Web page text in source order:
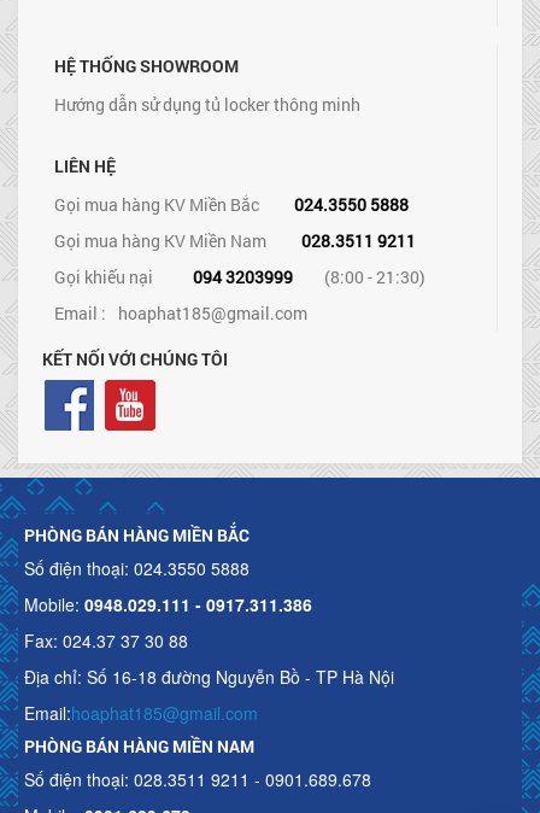
HỆ THỐNG SHOWROOM
Hướng dẫn sử dụng tủ locker thông minh
LIÊN HỆ
Gọi mua hàng KV Miền Bắc
024.3550 5888
Gọi mua hàng KV Miền Nam
028.3511 9211
Gọi khiếu nại
094 3203999
(8:00 - 21:30)
Email : hoaphat185@gmail.com
KẾT NỐI VỚI CHÚNG TÔI
PHÒNG BÁN HÀNG MIỀN BẮC
Số điện thoại: 024.3550 5888
Mobile: 0948.029.111 - 0917.311.386
Fax: 024.37 37 30 88
Địa chỉ: Số 16-18 đường Nguyễn Bồ - TP Hà Nội
Email:hoaphat185@gmail.com
PHÒNG BÁN HÀNG MIỀN NAM
Số điện thoại: 028.3511 9211 - 0901.689.678